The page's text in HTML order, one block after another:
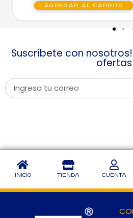
Agregar al carrito
Suscríbete con
ofertas
Inicio Tienda Cuenta